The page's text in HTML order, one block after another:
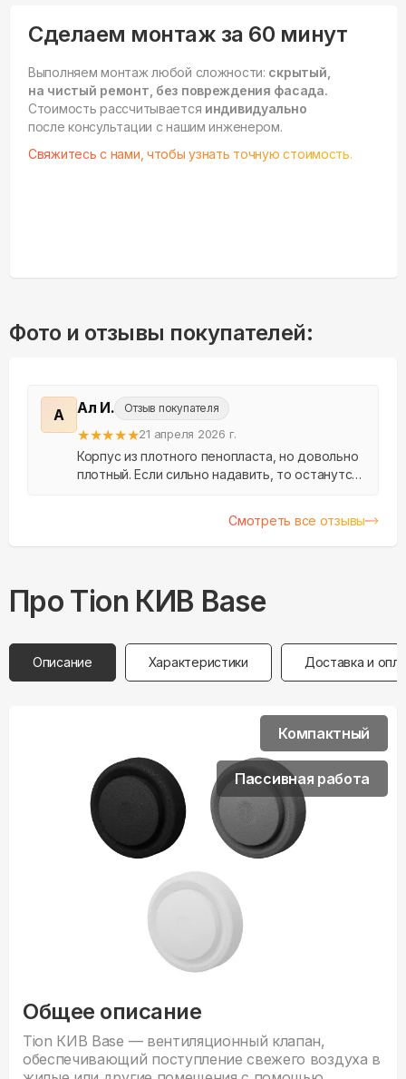
Сделаем монтаж за 60 минут
Выполняем монтаж любой сложности: скрытый,
на чистый ремонт, без повреждения фасада.
Стоимость рассчитывается индивидуально
после консультации с нашим инженером.
Свяжитесь с нами, чтобы узнать точную стоимость.
Фото и отзывы покупателей:
А Ал И. Отзыв покупателя
★★★★★21 апреля 2026 г.
Корпус из плотного пенопласта, но довольно
плотный. Если сильно надавить, то останутся
Смотреть все отзывы
Про Tion КИВ Base
Описание Характеристики Доставка и
Общее описание
Tion КИВ Base — вентиляционный клапан,
обеспечивающий поступление свежего воздуха в
Компактный
Пассивная работа